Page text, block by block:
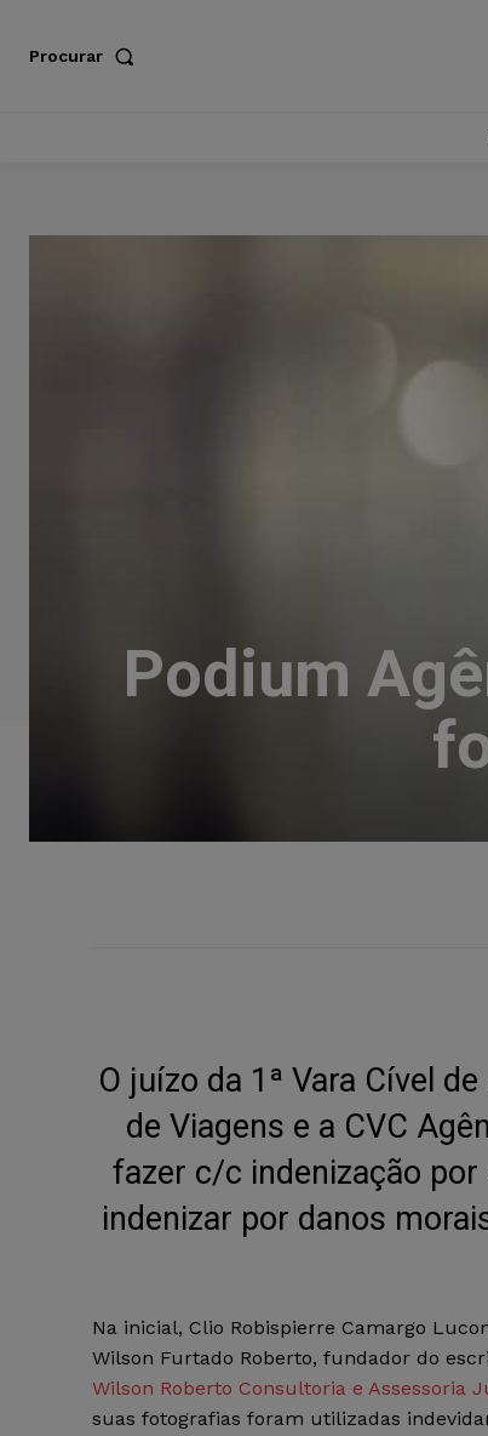
Procurar
Podium
O juízo da 1ª Vara Cível
de Viagens e a CVC
fazer c/c indenização por
indenizar por danos
Na inicial, Clio Robispierre Camargo
Wilson Furtado Roberto, fundador do
Wilson Roberto Consultoria e Assessoria
suas fotografias foram utilizadas